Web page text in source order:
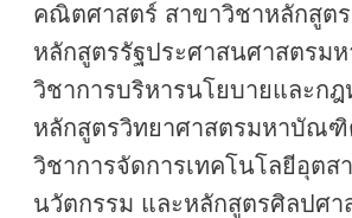
คณิตศาสตร์ สาขาวิชาหลักสูต
หลักสูตรรัฐประศาสนศาสตรม
วิชาการบริหารนโยบายและก
หลักสูตรวิทยาศาสตรมหาบัณฑิ
วิชาการจัดการเทคโนโลยีอุตส
นวัตกรรม และหลักสูตรศิลปศา